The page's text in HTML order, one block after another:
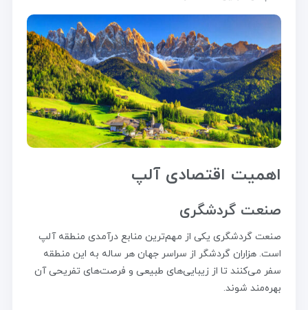
اهمیت اقتصادی آلپ
صنعت گردشگری
صنعت گردشگری یکی از مهم‌ترین منابع درآمدی منطقه آلپ
است. هزاران گردشگر از سراسر جهان هر ساله به این منطقه
سفر می‌کنند تا از زیبایی‌های طبیعی و فرصت‌های تفریحی آن
بهره‌مند شوند.